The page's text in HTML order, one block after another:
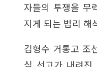
자들의 투쟁을 무
지게 되는 법리 해
김형수 거통고 조